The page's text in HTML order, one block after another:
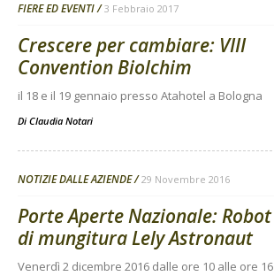
FIERE ED EVENTI 3 Febbraio 2017
Crescere per cambiare: VIII
Convention Biolchim
il 18 e il 19 gennaio presso Atahotel a Bologna
Di Claudia Notari
NOTIZIE DALLE AZIENDE 29 Novembre 2016
Porte Aperte Nazionale: Robot
di mungitura Lely Astronaut
Venerdì 2 dicembre 2016 dalle ore 10 alle ore 16